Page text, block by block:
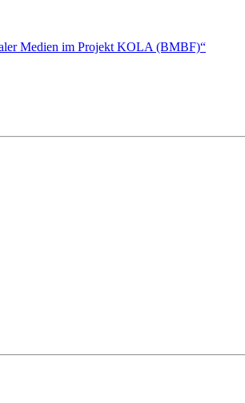
Medien im Projekt KOLA (BMBF)“